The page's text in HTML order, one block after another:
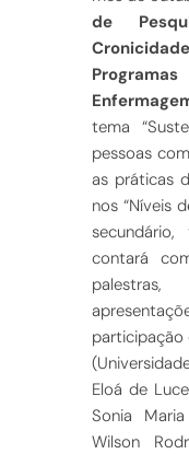
de
tema
pessoas
as práticas
nos“Níveis
contará
ap
participação
Eloá de
Sonia
Wilson